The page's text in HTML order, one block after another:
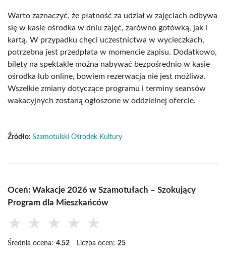
Warto zaznaczyć, że płatność za udział w zajęciach odbywa
się w kasie ośrodka w dniu zajęć, zarówno gotówką, jak i
kartą. W przypadku chęci uczestnictwa w wycieczkach,
potrzebna jest przedpłata w momencie zapisu. Dodatkowo,
bilety na spektakle można nabywać bezpośrednio w kasie
ośrodka lub online, bowiem rezerwacja nie jest możliwa.
Wszelkie zmiany dotyczące programu i terminy seansów
wakacyjnych zostaną ogłoszone w oddzielnej ofercie.
Źródło: Szamotulski Ośrodek Kultury
Oceń: Wakacje 2026 w Szamotułach – Szokujący
Program dla Mieszkańców
★ ★ ★ ★ ★
Średnia ocena: 4.52 Liczba ocen: 25